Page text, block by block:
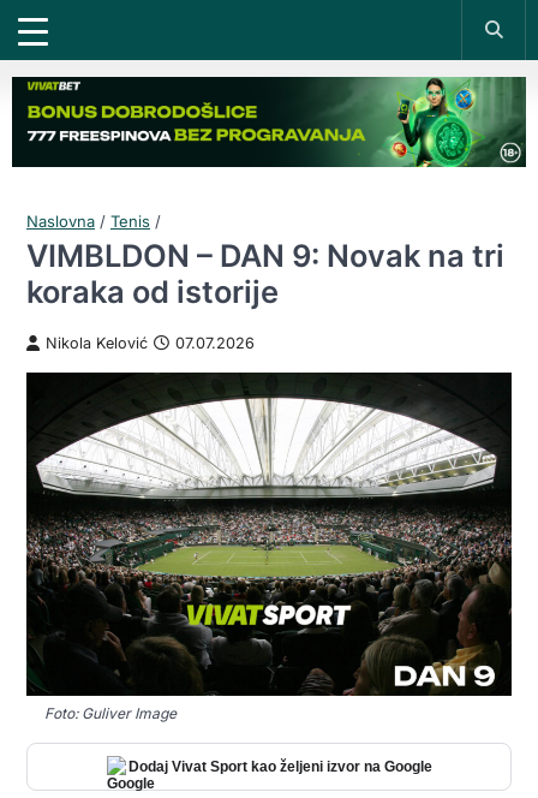
Naslovna / Tenis /
VIMBLDON – DAN 9: Novak na tri
koraka od istorije
Nikola Kelović 07.07.2026
Foto: Guliver Image
Dodaj Vivat Sport kao željeni izvor na Google